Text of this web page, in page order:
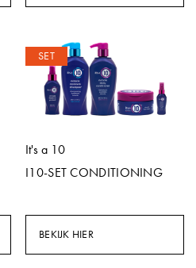
SET
It's a 10
I10-SET CONDITIONING
BEKIJK HIER